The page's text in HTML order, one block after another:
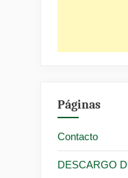
Páginas
Contacto
DESCARGO